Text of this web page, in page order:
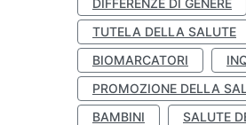
DIFFERENZE DI GENERE
TUTELA DELLA SALUTE
BIOMARCATORI
PROMOZIONE DELLA
BAMBINI
SALUTE